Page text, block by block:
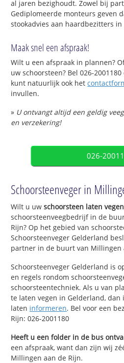
al jaren bezighoudt. Zowel bij
Gediplomeerde monteurs geven
stookadvies aan haardbezitters
Maak snel een afspraak!
Wilt u een afspraak in plannen?
uw schoorsteen? Bel 026-
kunt natuurlijk ook het
invullen.
» U ontvangt altijd een geldig
en verzekering!
026-
Schoorsteenveger in
Wilt u uwschoorsteen laten vegen
schoorsteenveegbedrijf in de
Rijn? Op het gebied van
Schoorsteenveger Gelderland
partner in de buurt van Millingen
Schoorsteenveger Gelderland is
en regels rondom
schoorsteentechniek. Als u van
te laten vegen in Gelderland,
laten informeren. Bel voor een
Rijn: 026-2001180
Heeft u een folder in de bus
een afspraak, want dan zijn wij
Millingen aan de Rijn.